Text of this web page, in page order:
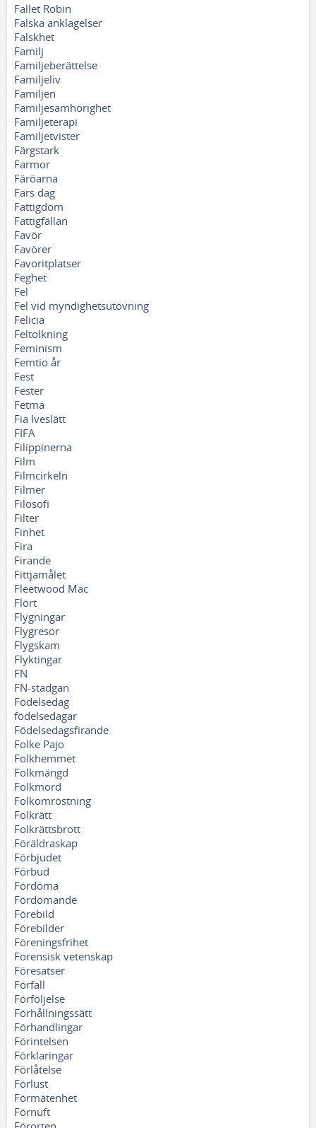
Fallet Robin
Falska anklagelser
Falskhet
Familj
Familjeberättelse
Familjeliv
Familjen
Familjesamhörighet
Familjeterapi
Familjetvister
Färgstark
Farmor
Färöarna
Fars dag
Fattigdom
Fattigfällan
Favör
Favörer
Favoritplatser
Feghet
Fel
Fel vid myndighetsutövning
Felicia
Feltolkning
Feminism
Femtio år
Fest
Fester
Fetma
Fia Iveslätt
FIFA
Filippinerna
Film
Filmcirkeln
Filmer
Filosofi
Filter
Finhet
Fira
Firande
Fittjamålet
Fleetwood Mac
Flört
Flygningar
Flygresor
Flygskam
Flyktingar
FN
FN-stadgan
Födelsedag
födelsedagar
Födelsedagsfirande
Folke Pajo
Folkhemmet
Folkmängd
Folkmord
Folkomröstning
Folkrätt
Folkrättsbrott
Föräldraskap
Förbjudet
Förbud
Fördöma
Fördömande
Förebild
Förebilder
Föreningsfrihet
Forensisk vetenskap
Föresatser
Förfall
Förföljelse
Förhållningssätt
Förhandlingar
Förintelsen
Förklaringar
Förlåtelse
Förlust
Förmätenhet
Förnuft